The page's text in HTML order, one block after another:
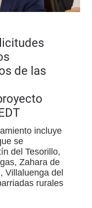
de las
incluye
se
del Tesorillo,
Zahara de
Villaluenga del
rurales